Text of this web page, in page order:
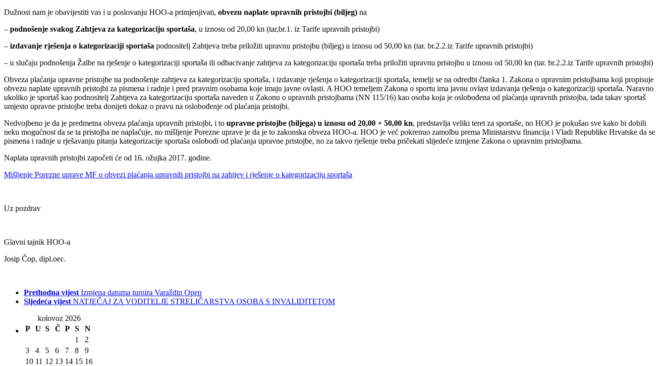
Dužnost nam je obavijestiti vas i u poslovanju HOO-a primjenjivati, obvezu naplate upravnih pristojbi (biljeg) na
– podnošenje svakog Zahtjeva za kategorizaciju sportaša, u iznosu od 20,00 kn (tar,br.1. iz Tarife upravnih pristojbi)
– izdavanje rješenja o kategorizaciji sportaša podnositelj Zahtjeva treba priložiti upravnu pristojbu (biljeg) u iznosu od 50,00 kn (tar. br.2.2.iz Tarife upravnih pristojbi)
– u slučaju podnošenja Žalbe na rješenje o kategorizaciji sportaša ili odbacivanje zahtjeva za kategorizaciju sportaša treba priložiti upravnu pristojbu u iznosu od 50,00 kn (tar. br.2.2.iz Tarife upravnih pristojbi)
Obveza plaćanja upravne pristojbe na podnošenje zahtjeva za kategorizaciju sportaša, i izdavanje rješenja o kategorizaciji sportaša, temelji se na odredbi članka 1. Zakona o upravnim pristojbama koji propisuje
obvezu naplate upravnih pristojbi za pismena i radnje i pred pravnim osobama koje imaju javne ovlasti. A HOO temeljem Zakona o sportu ima javnu ovlast izdavanja rješenja o kategorizaciji sportaša. Naravno
ukoliko je sportaš kao podnositelj Zahtjeva za kategorizaciju sportaša naveden u Zakonu o upravnih pristojbama (NN 115/16) kao osoba koja je oslobođena od plaćanja upravnih pristojba, tada takav sportaš
umjesto upravne pristojbe treba donijeti dokaz o pravu na oslobođenje od plaćanja pristojbi.
Nedvojbeno je da je predmetna obveza plaćanja upravnih pristojbi, i to upravne pristojbe (biljega) u iznosu od 20,00 + 50,00 kn, predstavlja veliki teret za sportaše, no HOO je pokušao sve kako bi dobili
neku mogućnost da se ta pristojba ne naplaćuje, no mišljenje Porezne uprave je da je to zakonska obveza HOO-a. HOO je već pokrenuo zamolbu prema Ministarstvu financija i Vladi Republike Hrvatske da se
pismena i radnje u rješavanju pitanja kategorizacije sportaša oslobodi od plaćanja upravne pristojbe, no za takvo rješenje treba pričekati slijedeće izmjene Zakona o upravnim pristojbama.
Naplata upravnih pristojbi započeti će od 16. ožujka 2017. godine.
Mišljenje Porezne uprave MF o obvezi plaćanja upravnih pristojbi na zahtjev i rješenje o kategorizaciju sportaša
Uz pozdrav
Glavni tajnik HOO-a
Josip Čop, dipl.oec.
Prethodna vijest Izmjena datuma turnira Varaždin Open
Sljedeća vijest NATJEČAJ ZA VODITELJE STRELIČARSTVA OSOBA S INVALIDITETOM
kolovoz 2026
P U S Č P S
N
1
2
3
4 5 6 7 8
9
10 11 12 13 14 15 16